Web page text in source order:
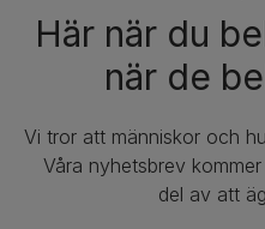
Här när du
när de
Vi tror att människor och
Våra nyhetsbrev
del av att